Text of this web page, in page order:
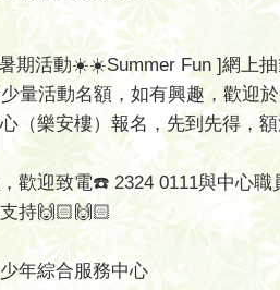
期活動☀️☀️Summer Fun ]網上
量活動名額，如有興趣，歡迎
（樂安樓）報名，先到先得，額
歡迎致電☎️ 2324 0111與中心
持🙌🏻🙌🏻
年綜合服務中心